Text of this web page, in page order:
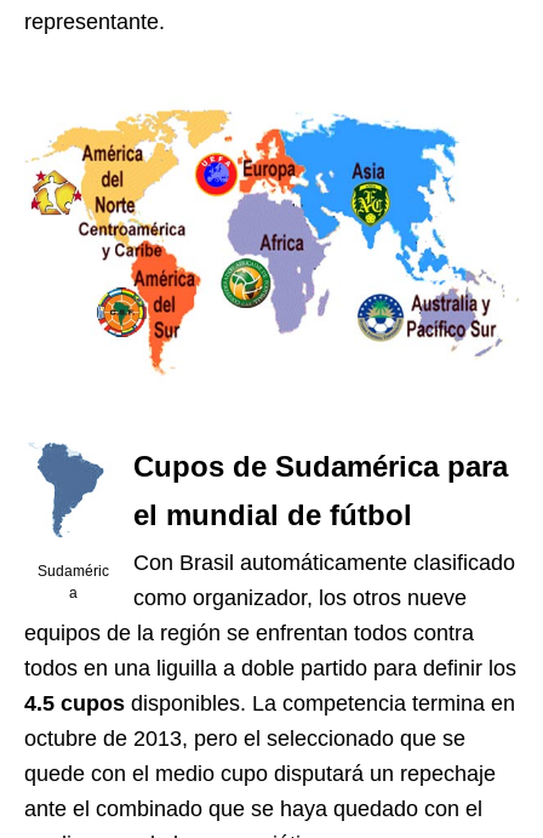
representante.
Sudaméric
a
Cupos de Sudamérica para
el mundial de fútbol
Con Brasil automáticamente clasificado
como organizador, los otros nueve
equipos de la región se enfrentan todos contra
todos en una liguilla a doble partido para definir los
4.5 cupos disponibles. La competencia termina en
octubre de 2013, pero el seleccionado que se
quede con el medio cupo disputará un repechaje
ante el combinado que se haya quedado con el